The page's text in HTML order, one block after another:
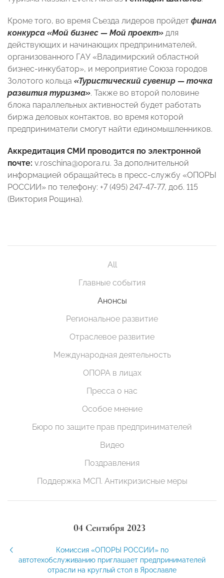
Кроме того, во время Съезда лидеров пройдет финал
конкурса «Мой бизнес — Мой проект» для
действующих и начинающих предпринимателей,
организованного ГАУ «Владимирский областной
бизнес-инкубатор», и мероприятие Союза городов
Золотого кольца «Туристический сувенир — точка
развития туризма». Также во второй половине
блока параллельных активностей будет работать
биржа деловых контактов, во время которой
предприниматели смогут найти единомышленников.
Аккредитация СМИ проводится по электронной
почте: v.roschina@opora.ru. За дополнительной
информацией обращайтесь в пресс-службу «ОПОРЫ
РОССИИ» по телефону: +7 (495) 247-47-77, доб. 115
(Виктория Рощина).
All
Главные события
Анонсы
Региональное развитие
Отраслевое развитие
Международная деятельность
ОПОРА в лицах
Пресса о нас
Особое мнение
Бюро по защите прав предпринимателей
Видео
Поздравления
Поддержка МСП. Антикризисные меры
04 Сентября 2023
Комиссия «ОПОРЫ РОССИИ» по
автотехобслуживанию приглашает предпринимателей
отрасли на круглый стол в Ярославле